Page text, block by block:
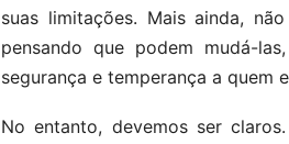
suas limitações. Mais ainda,
pensando que podem mudá-
segurança e temperança a quem
No entanto, devemos ser